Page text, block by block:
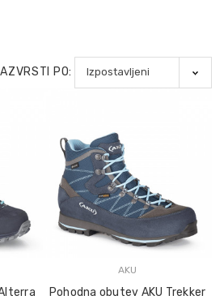
PO:
AKU
Pohodna obutev AKU Trekker